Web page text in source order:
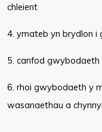
chleient
4. ymateb yn brydlon i
5. canfod
6. rhoi gwybodaeth y
wasanaethau a